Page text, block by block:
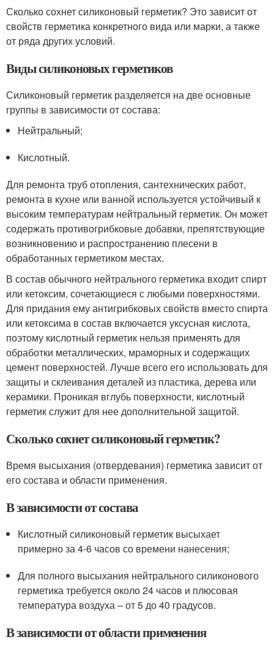
Сколько сохнет силиконовый герметик? Это зависит от
свойств герметика конкретного вида или марки, а также
от ряда других условий.
Виды силиконовых герметиков
Силиконовый герметик разделяется на две основные
группы в зависимости от состава:
Нейтральный;
Кислотный.
Для ремонта труб отопления, сантехнических работ,
ремонта в кухне или ванной используется устойчивый к
высоким температурам нейтральный герметик. Он может
содержать противогрибковые добавки, препятствующие
возникновению и распространению плесени в
обработанных герметиком местах.
В состав обычного нейтрального герметика входит спирт
или кетоксим, сочетающиеся с любыми поверхностями.
Для придания ему антигрибковых свойств вместо спирта
или кетоксима в состав включается уксусная кислота,
поэтому кислотный герметик нельзя применять для
обработки металлических, мраморных и содержащих
цемент поверхностей. Лучше всего его использовать для
защиты и склеивания деталей из пластика, дерева или
керамики. Проникая вглубь поверхности, кислотный
герметик служит для нее дополнительной защитой.
Сколько сохнет силиконовый герметик?
Время высыхания (отвердевания) герметика зависит от
его состава и области применения.
В зависимости от состава
Кислотный силиконовый герметик высыхает
примерно за 4-6 часов со времени нанесения;
Для полного высыхания нейтрального силиконового
герметика требуется около 24 часов и плюсовая
температура воздуха – от 5 до 40 градусов.
В зависимости от области применения